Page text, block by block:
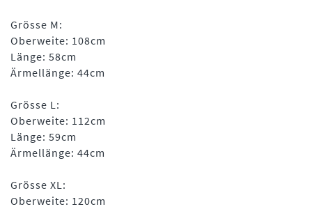
Grösse M:
Oberweite: 108cm
Länge: 58cm
Ärmellänge: 44cm
Grösse L:
Oberweite: 112cm
Länge: 59cm
Ärmellänge: 44cm
Grösse XL:
Oberweite: 120cm